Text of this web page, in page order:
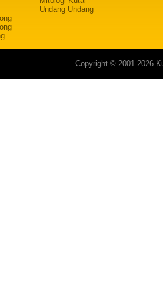
Undang Undang
Copyright © 2001-2026